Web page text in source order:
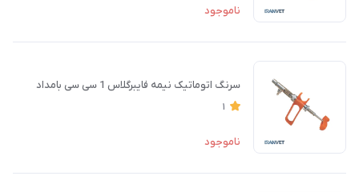
ناموجود
سرنگ اتوماتیک نیمه فایبرگلاس 1 سی سی بامداد
1
ناموجود